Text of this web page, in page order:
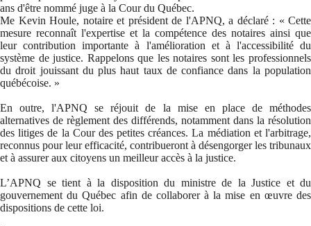
ans d'être nommé juge à la Cour du Québec.
Me Kevin Houle, notaire et président de l'APNQ, a déclaré : « Cette
mesure reconnaît l'expertise et la compétence des notaires ainsi que
leur contribution importante à l'amélioration et à l'accessibilité du
système de justice. Rappelons que les notaires sont les professionnels
du droit jouissant du plus haut taux de confiance dans la population
québécoise. »
En outre, l'APNQ se réjouit de la mise en place de méthodes
alternatives de règlement des différends, notamment dans la résolution
des litiges de la Cour des petites créances. La médiation et l'arbitrage,
reconnus pour leur efficacité, contribueront à désengorger les tribunaux
et à assurer aux citoyens un meilleur accès à la justice.
L’APNQ se tient à la disposition du ministre de la Justice et du
gouvernement du Québec afin de collaborer à la mise en œuvre des
dispositions de cette loi.